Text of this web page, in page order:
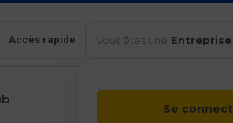
Accès rapide Vous êtes une Entreprise
Se